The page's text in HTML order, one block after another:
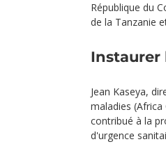
République du
de la Tanzanie
Instaurer
Jean Kaseya,
maladies
contribué à la
d'urgence